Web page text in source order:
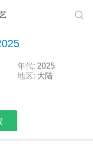
年代: 2025
地区: 大陆